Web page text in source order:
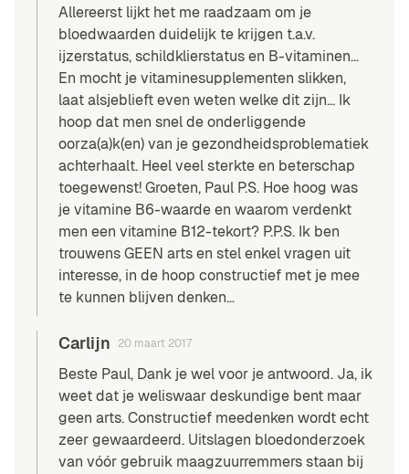
Allereerst lijkt het me raadzaam om je
bloedwaarden duidelijk te krijgen t.a.v.
ijzerstatus, schildklierstatus en B-vitaminen…
En mocht je vitaminesupplementen slikken,
laat alsjeblieft even weten welke dit zijn… Ik
hoop dat men snel de onderliggende
oorza(a)k(en) van je gezondheidsproblematiek
achterhaalt. Heel veel sterkte en beterschap
toegewenst! Groeten, Paul P.S. Hoe hoog was
je vitamine B6-waarde en waarom verdenkt
men een vitamine B12-tekort? P.P.S. Ik ben
trouwens GEEN arts en stel enkel vragen uit
interesse, in de hoop constructief met je mee
te kunnen blijven denken…
Carlijn 20 maart 2017
Beste Paul, Dank je wel voor je antwoord. Ja, ik
weet dat je weliswaar deskundige bent maar
geen arts. Constructief meedenken wordt echt
zeer gewaardeerd. Uitslagen bloedonderzoek
van vóór gebruik maagzuurremmers staan bij